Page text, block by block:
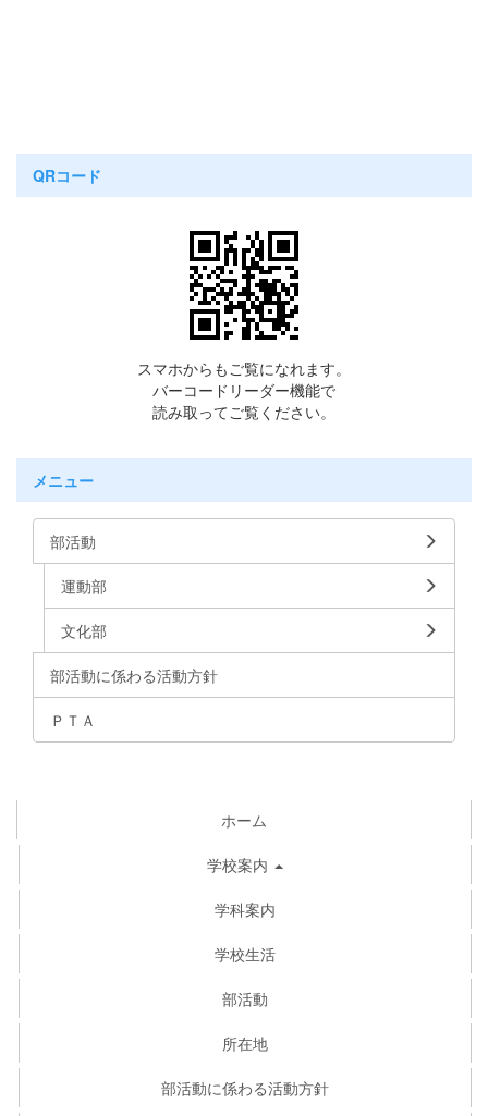
QRコード
スマホからもご覧になれます。
バーコードリーダー機能で
読み取ってご覧ください。
メニュー
部活動
運動部
文化部
部活動に係わる活動方針
ＰＴＡ
ホーム
学校案内
学科案内
学校生活
部活動
所在地
部活動に係わる活動方針